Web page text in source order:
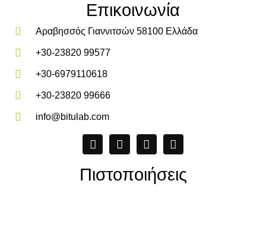
Επικοινωνία
Αραβησσός Γιαννιτσών 58100 Ελλάδα
+30-23820 99577
+30-6979110618
+30-23820 99666
info@bitulab.com
Πιστοποιήσεις